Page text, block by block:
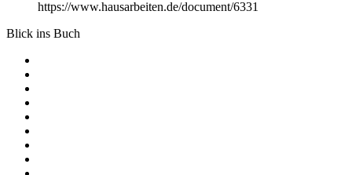
https://www.hausarbeiten.de/document/6331
Blick ins Buch